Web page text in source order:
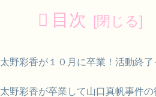
目次
太野彩香が１０月に卒業！活動終了
太野彩香が卒業して山口真帆事件の